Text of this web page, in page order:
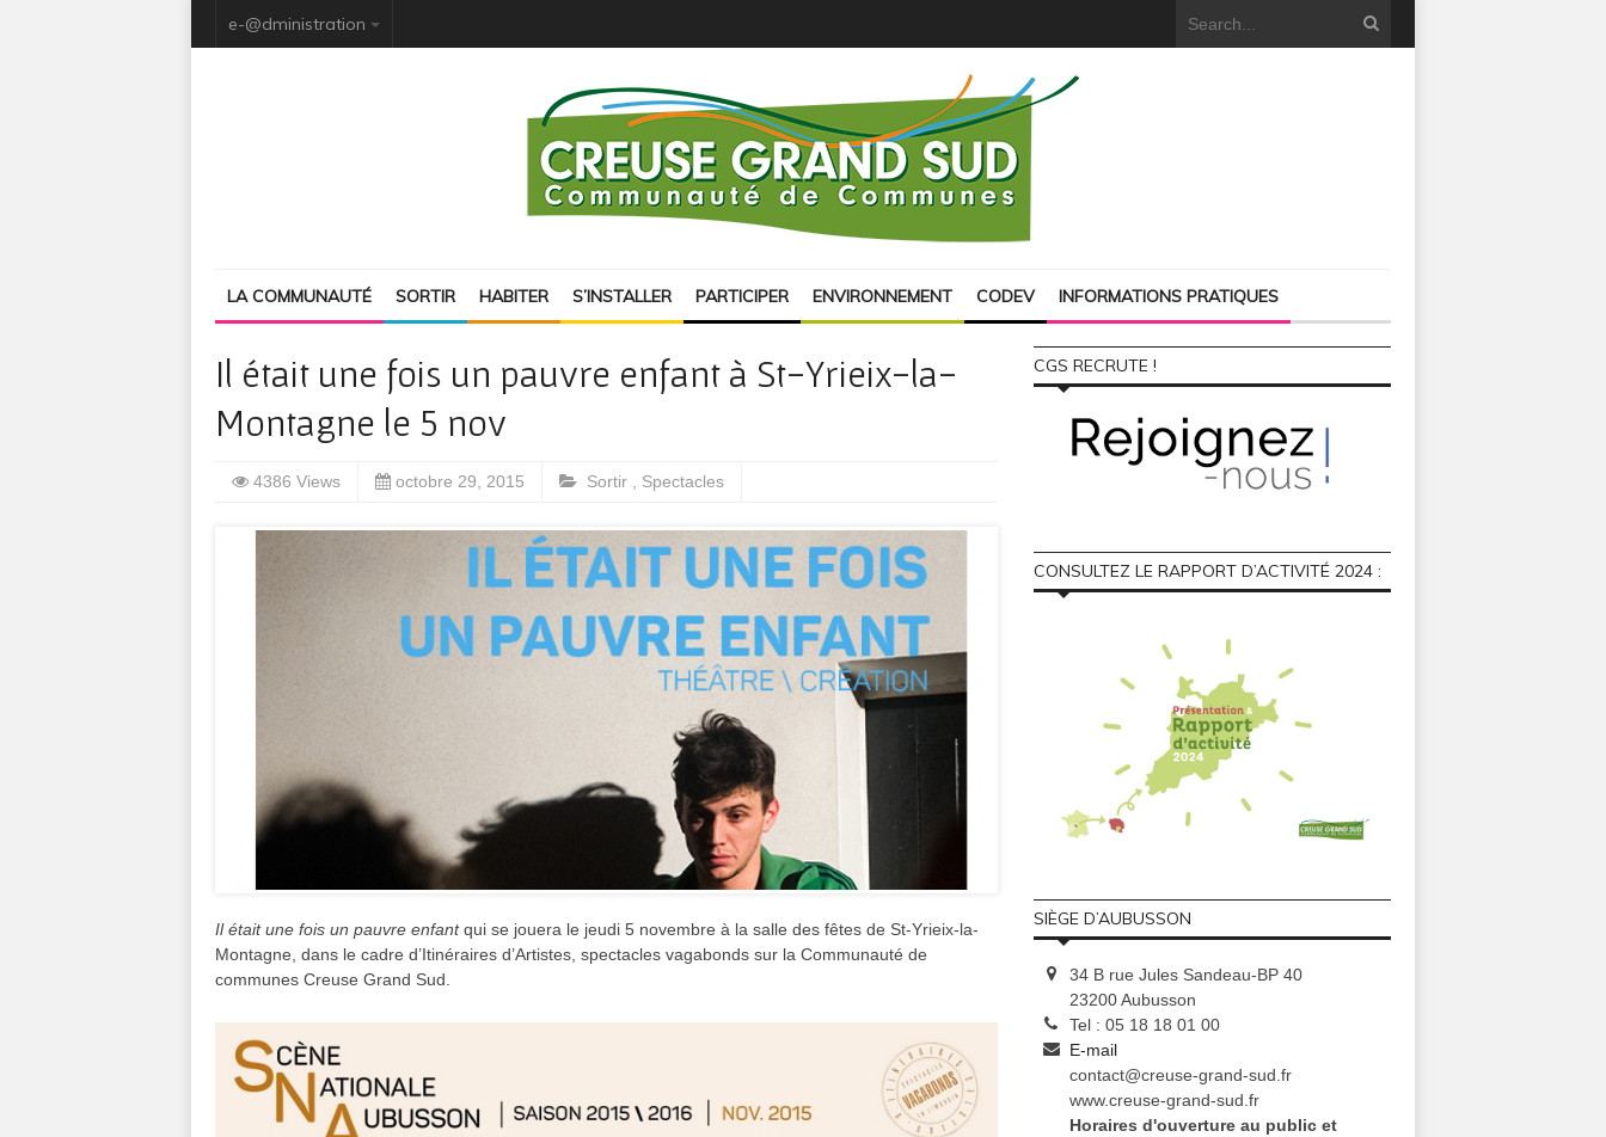
e-@dministration
LA COMMUNAUTÉ SORTIR HABITER S’INSTALLER PARTICIPER ENVIRONNEMENT CODEV INFORMATIONS PRATIQUES
Il était une fois un pauvre enfant à St-Yrieix-la-
Montagne le 5 nov
4386 Views octobre 29, 2015 Sortir Spectacles
Il était une fois un pauvre enfantqui se jouera le jeudi 5 novembre à la salle des fêtes de St-Yrieix-la-
Montagne, dans le cadre d’Itinéraires d’Artistes, spectacles vagabonds sur la Communauté de
communes Creuse Grand Sud.
CGS RECRUTE !
CONSULTEZ LE RAPPORT D’ACTIVITÉ 2024 :
SIÈGE D’AUBUSSON
34 B rue Jules Sandeau-BP 40
23200 Aubusson
Tel : 05 18 18 01 00
E-mail
contact@creuse-grand-sud.fr
www.creuse-grand-sud.fr
Horaires d'ouverture au public et